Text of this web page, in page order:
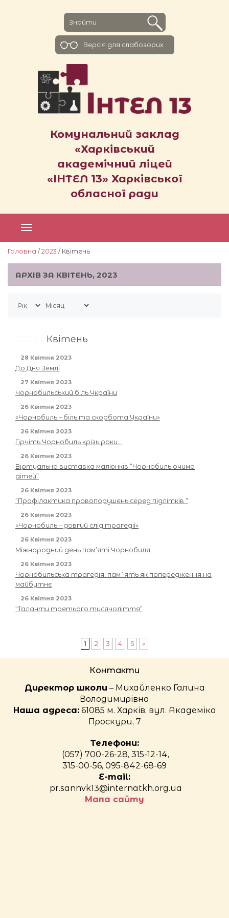
Комунальний заклад
«Харківський
академічний ліцей
«ІНТЕЛ 13» Харківської
обласної ради
Версiя для слабозорих
Головна / 2023 / Квітень
АРХІВ ЗА КВІТЕНЬ, 2023
Квітень
28 Квітня 2023
До Дня Землі
27 Квітня 2023
Чорнобильський біль України
26 Квітня 2023
«Чорнобиль – біль та скорбота України»
26 Квітня 2023
Гірчіть Чорнобиль крізь роки…
26 Квітня 2023
Віртуальна виставка малюнків “Чорнобиль очима
дітей”
26 Квітня 2023
“Профілактика правопорушень серед підлітків “
26 Квітня 2023
«Чорнобиль – довгий слід трагедії»
26 Квітня 2023
Міжнародний день пам’яті Чорнобиля
26 Квітня 2023
Чорнобильська трагедія: пам`ять як попередження на
майбутнє
26 Квітня 2023
“Таланти третього тисячоліття”
1 2 3 4 5 »
Контакти
Директор школи – Михайленко Галина
Володимирівна
Наша адреса:61085 м. Харків, вул. Академіка
Проскури, 7
Телефони:
(057) 700-26-28, 315-12-14,
315-00-56, 095-842-68-69
E-mail:
pr.sannvk13@internatkh.org.ua
Мапа сайту